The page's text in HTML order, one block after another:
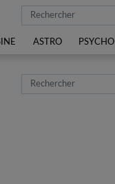
Rechercher
ASTRO PSYCHO
Rechercher